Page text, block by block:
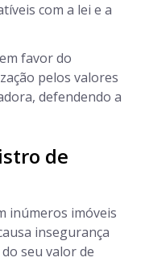
com a lei e a
favor do
pelos valores
defendendo a
de
inúmeros imóveis
insegurança
seu valor de